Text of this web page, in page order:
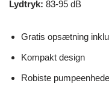
Lydtryk: 83-95 dB
Gratis opsætning
Kompakt design
Robiste